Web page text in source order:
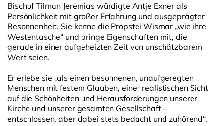
Bischof Tilman Jeremias würdigte Antje Exner als
Persönlichkeit mit großer Erfahrung und ausgeprägter
Besonnenheit. Sie kenne die Propstei Wismar „wie ihre
Westentasche“ und bringe Eigenschaften mit, die
gerade in einer aufgeheizten Zeit von unschätzbarem
Wert seien.
Er erlebe sie „als einen besonnenen, unaufgeregten
Menschen mit festem Glauben, einer realistischen Sicht
auf die Schönheiten und Herausforderungen unserer
Kirche und unserer gesamten Gesellschaft –
entschlossen, aber dabei stets bedacht und zuhörend“.